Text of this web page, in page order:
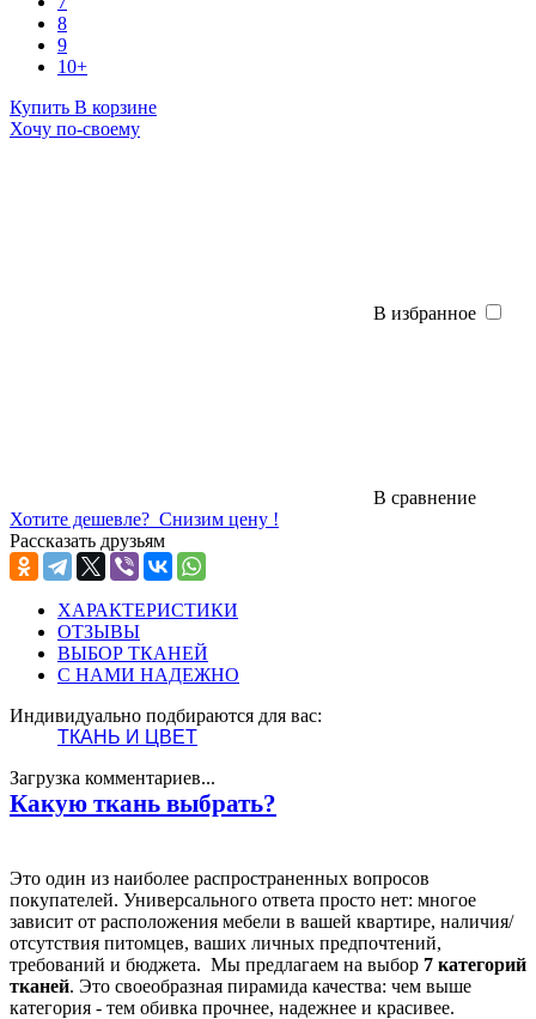
8
9
10+
Купить В корзине
Хочу по-своему
В избранное
В сравнение
Хотите дешевле? Снизим цену !
Рассказать друзьям
ХАРАКТЕРИСТИКИ
ОТЗЫВЫ
ВЫБОР ТКАНЕЙ
С НАМИ НАДЕЖНО
Индивидуально подбираются для вас:
ТКАНЬ И ЦВЕТ
Загрузка комментариев...
Какую ткань выбрать?
Это один из наиболее распространенных вопросов
покупателей. Универсального ответа просто нет: многое
зависит от расположения мебели в вашей квартире, наличия/
отсутствия питомцев, ваших личных предпочтений,
требований и бюджета. Мы предлагаем на выбор 7 категорий
тканей. Это своеобразная пирамида качества: чем выше
категория - тем обивка прочнее, надежнее и красивее.